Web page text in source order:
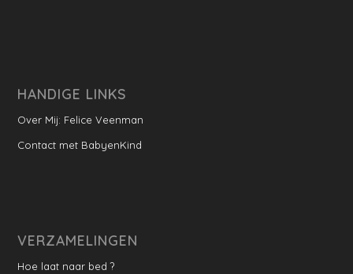
HANDIGE LINKS
Over Mij: Felice Veenman
Contact met BabyenKind
VERZAMELINGEN
Hoe laat naar bed ?